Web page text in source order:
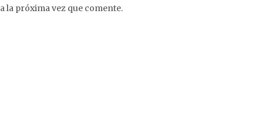
la próxima vez que comente.